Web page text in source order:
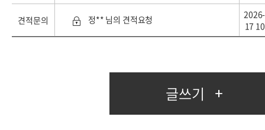
견적문의 정** 님의 견적요청
17
글쓰기